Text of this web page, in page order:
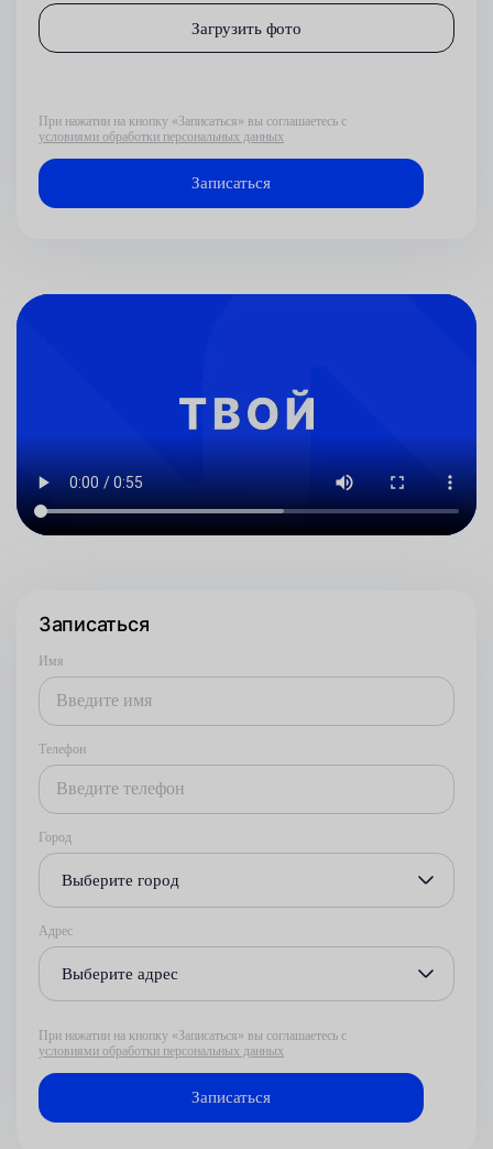
Загрузить фото
При нажатии на кнопку «Записаться» вы соглашаетесь с
условиями обработки персональных данных
Записаться
Имя
Телефон
Город
Выберите город
Адрес
Выберите адрес
При нажатии на кнопку «Записаться» вы соглашаетесь с
условиями обработки персональных данных